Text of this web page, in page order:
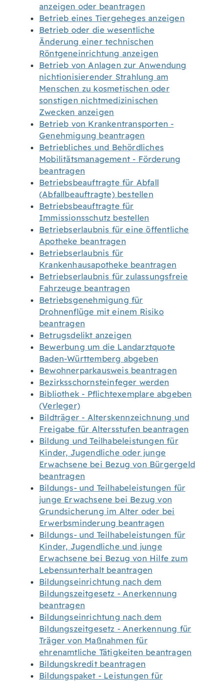
anzeigen oder beantragen
Betrieb eines Tiergeheges anzeigen
Betrieb oder die wesentliche
Änderung einer technischen
Röntgeneinrichtung anzeigen
Betrieb von Anlagen zur Anwendung
nichtionisierender Strahlung am
Menschen zu kosmetischen oder
sonstigen nichtmedizinischen
Zwecken anzeigen
Betrieb von Krankentransporten -
Genehmigung beantragen
Betriebliches und Behördliches
Mobilitätsmanagement - Förderung
beantragen
Betriebsbeauftragte für Abfall
(Abfallbeauftragte) bestellen
Betriebsbeauftragte für
Immissionsschutz bestellen
Betriebserlaubnis für eine öffentliche
Apotheke beantragen
Betriebserlaubnis für
Krankenhausapotheke beantragen
Betriebserlaubnis für zulassungsfreie
Fahrzeuge beantragen
Betriebsgenehmigung für
Drohnenflüge mit einem Risiko
beantragen
Betrugsdelikt anzeigen
Bewerbung um die Landarztquote
Baden-Württemberg abgeben
Bewohnerparkausweis beantragen
Bezirksschornsteinfeger werden
Bibliothek - Pflichtexemplare abgeben
(Verleger)
Bildträger - Alterskennzeichnung und
Freigabe für Altersstufen beantragen
Bildung und Teilhabeleistungen für
Kinder, Jugendliche oder junge
Erwachsene bei Bezug von Bürgergeld
beantragen
Bildungs- und Teilhabeleistungen für
junge Erwachsene bei Bezug von
Grundsicherung im Alter oder bei
Erwerbsminderung beantragen
Bildungs- und Teilhabeleistungen für
Kinder, Jugendliche und junge
Erwachsene bei Bezug von Hilfe zum
Lebensunterhalt beantragen
Bildungseinrichtung nach dem
Bildungszeitgesetz - Anerkennung
beantragen
Bildungseinrichtung nach dem
Bildungszeitgesetz - Anerkennung für
Träger von Maßnahmen für
ehrenamtliche Tätigkeiten beantragen
Bildungskredit beantragen
Bildungspaket - Leistungen für